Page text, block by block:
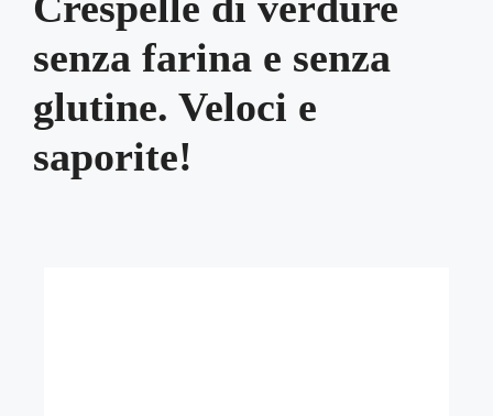
senza farina e senza
glutine. Veloci e
saporite!